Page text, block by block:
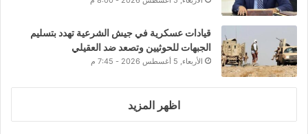
قيادات عسكرية في جيش الشرعية تهدد بتسليم
الجبهات للحوثيين وتصعد ضد العقيلي
الأربعاء, 5 أغسطس 2026 - 7:45 م
اظهر المزيد